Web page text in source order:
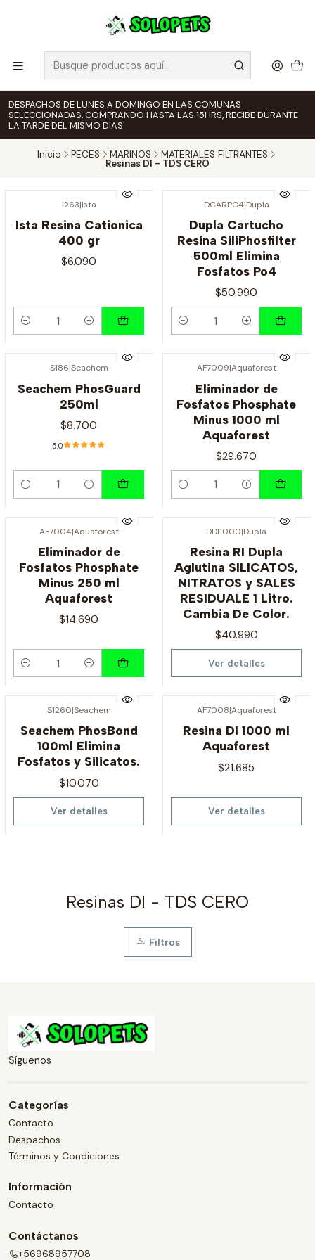
DESPACHOS DE LUNES A DOMINGO EN LAS COMUNAS
SELECCIONADAS. COMPRANDO HASTA LAS 15HRS, RECIBE DURANTE
LA TARDE DEL MISMO DIAS
Inicio PECES MARINOS MATERIALES FILTRANTES
Resinas DI - TDS CERO
I263|Ista
Ista Resina Cationica
400 gr
$6.090
Cantidad
DCARPO4|Dupla
Dupla Cartucho
Resina SiliPhosfilter
500ml Elimina
Fosfatos Po4
$50.990
Cantidad
S186|Seachem
Seachem PhosGuard
250ml
$8.700
5.0
Cantidad
AF7009|Aquaforest
Eliminador de
Fosfatos Phosphate
Minus 1000 ml
Aquaforest
$29.670
Cantidad
AF7004|Aquaforest
Eliminador de
Fosfatos Phosphate
Minus 250 ml
Aquaforest
$14.690
Cantidad
DDI1000|Dupla
Resina RI Dupla
Aglutina SILICATOS,
NITRATOS y SALES
RESIDUALE 1 Litro.
Cambia De Color.
$40.990
Ver detalles
S1260|Seachem
Seachem PhosBond
100ml Elimina
Fosfatos y Silicatos.
$10.070
Ver detalles
AF7008|Aquaforest
Resina DI 1000 ml
Aquaforest
$21.685
Ver detalles
Resinas DI - TDS CERO
Filtros
Síguenos
Categorías
Contacto
Despachos
Términos y Condiciones
Información
Contacto
Contáctanos
+56968957708